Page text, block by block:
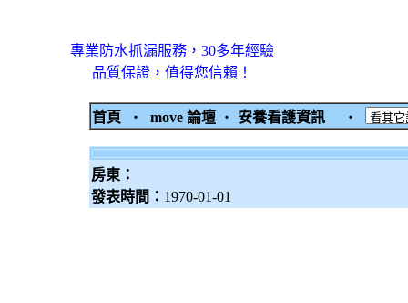
專業防水抓漏服務，30多年經驗
品質保證，值得您信賴！
首頁 ‧ move 論壇 ‧ 安養看護資訊 ‧
房東：
發表時間： 1970-01-01